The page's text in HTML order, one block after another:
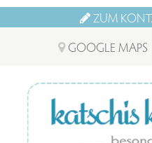
ZUM
GOOGLE MAPS